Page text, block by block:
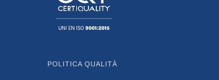
POLITICA QUALITÀ